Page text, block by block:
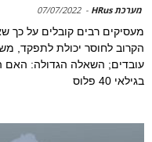
מערכת HRus -
07/07/2022
מעסיקים רבים קובלים על כך
הקרוב לחוסר יכולת לתפקד,
עובדים; השאלה הגדולה: האם
בגילאי 40 פלוס